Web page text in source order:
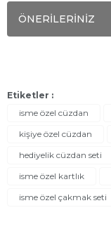
ÖNERİLERİNİZ
Etiketler :
isme özel cüzdan
kişiye özel cüzdan
hediyelik cüzdan seti
isme özel kartlık
isme özel çakmak seti